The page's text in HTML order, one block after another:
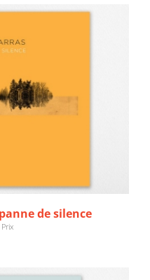
de silence
Prix